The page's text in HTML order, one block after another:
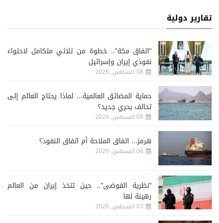
تقارير دولية
“اتفاق مكة”.. خطوة من ثلاثي متكامل لاحتواء
نفوذي إيران وإسرائيل
08 اغسطس, 2026
حماية المضائق العالمية... لماذا يحتاج العالم إلى
تحالف بحري جديد؟
08 اغسطس, 2026
هرمز... اتفاق الملاحة أم اتفاق النفوذ؟
06 اغسطس, 2026
“نظرية الفوضى”.. حين تتخذ إيران من العالم
رهينة لها
03 اغسطس, 2026